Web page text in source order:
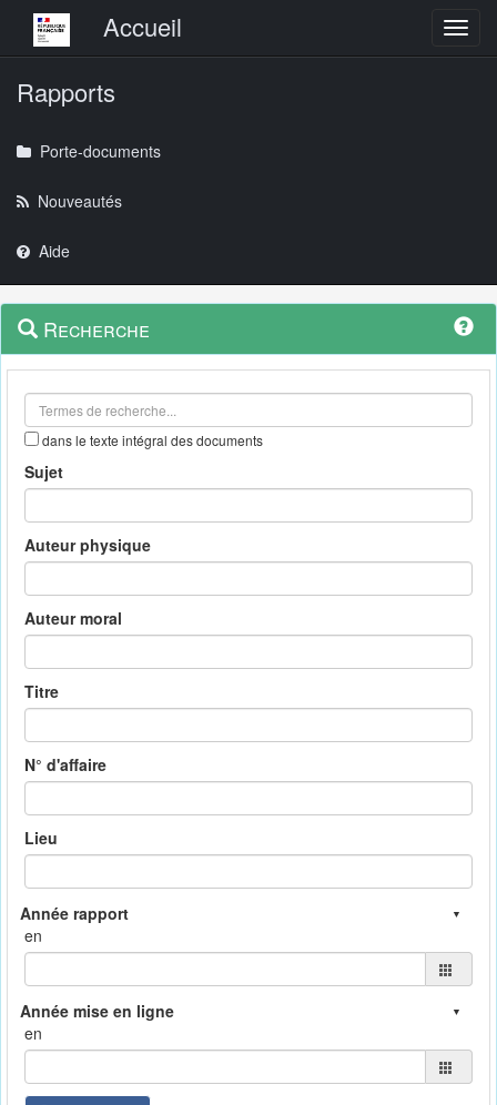
Menu principalAccueil
Rapports
Porte-documents
Nouveautés
Aide
Navigation
outils
Menu
contextuel
Recherche
dans le texte intégral des documents
Sujet
Auteur physique
Auteur moral
Titre
N° d'affaire
Lieu
en
en